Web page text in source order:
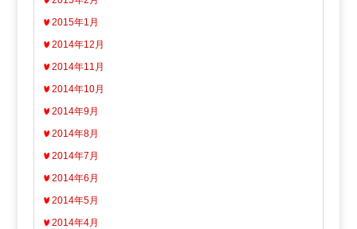
2015年1月
2014年12月
2014年11月
2014年10月
2014年9月
2014年8月
2014年7月
2014年6月
2014年5月
2014年4月